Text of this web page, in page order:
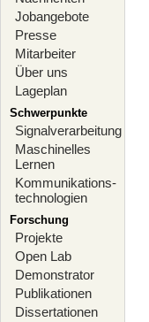
Jobangebote
Presse
Mitarbeiter
Über uns
Lageplan
Schwerpunkte
Signalverarbeitung
Maschinelles
Lernen
Kommunikations-
technologien
Forschung
Projekte
Open Lab
Demonstrator
Publikationen
Dissertationen